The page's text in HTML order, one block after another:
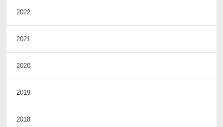
2022
2021
2020
2019
2018